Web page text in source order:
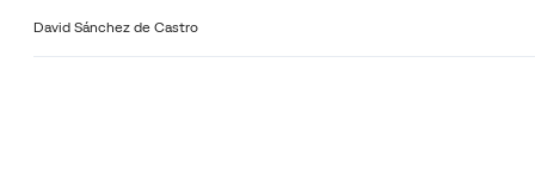
David Sánchez de Castro